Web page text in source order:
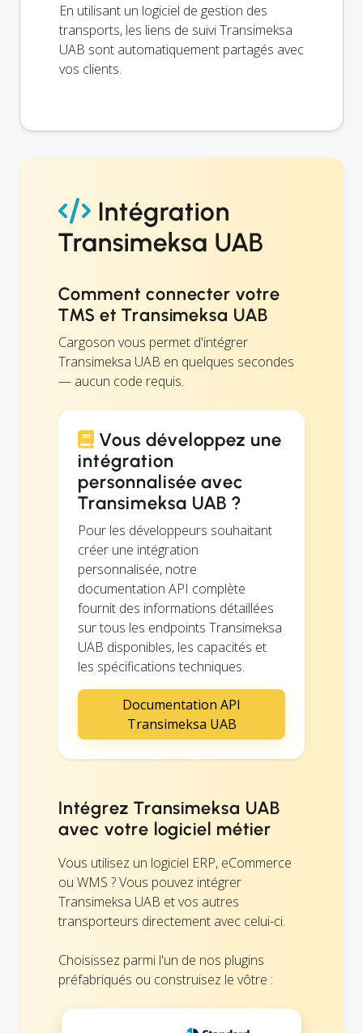
En utilisant un logiciel de gestion des
transports, les liens de suivi Transimeksa
UAB sont automatiquement partagés avec
vos clients.
Intégration
Transimeksa UAB
Comment connecter votre
TMS et Transimeksa UAB
Cargoson vous permet d'intégrer
Transimeksa UAB en quelques secondes
— aucun code requis.
Vous développez une
intégration
personnalisée avec
Transimeksa UAB ?
Pour les développeurs souhaitant
créer une intégration
personnalisée, notre
documentation API complète
fournit des informations détaillées
sur tous les endpoints Transimeksa
UAB disponibles, les capacités et
les spécifications techniques.
Documentation API
Transimeksa UAB
Intégrez Transimeksa UAB
avec votre logiciel métier
Vous utilisez un logiciel ERP, eCommerce
ou WMS ? Vous pouvez intégrer
Transimeksa UAB et vos autres
transporteurs directement avec celui-ci.
Choisissez parmi l'un de nos plugins
préfabriqués ou construisez le vôtre :